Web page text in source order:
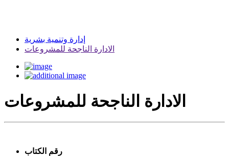
إدارة وتنمية بشرية
الادارة الناجحة للمشروعات
الادارة الناجحة للمشروعات
رقم الكتاب